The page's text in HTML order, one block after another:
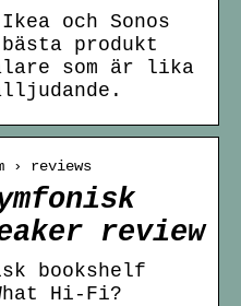
och Sonos
produkt
som är lika
› reviews
review
bookshelf
Hi-Fi?